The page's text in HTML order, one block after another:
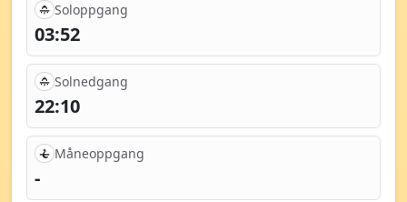
Soloppgang
03:52
Solnedgang
22:10
Måneoppgang
-